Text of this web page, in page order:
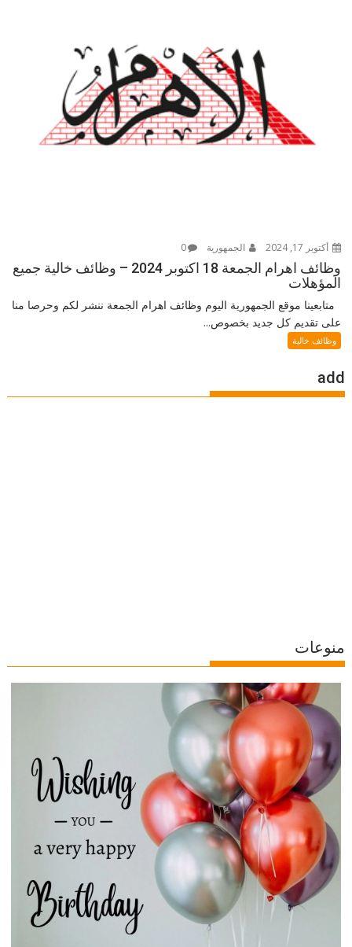
أكتوبر 17, 2024 الجمهورية 0
وظائف اهرام الجمعة 18 اكتوبر 2024 – وظائف خالية جميع
المؤهلات
متابعينا موقع الجمهورية اليوم وظائف اهرام الجمعة ننشر لكم وحرصا منا
على تقديم كل جديد بخصوص...
وظائف خالية
add
منوعات